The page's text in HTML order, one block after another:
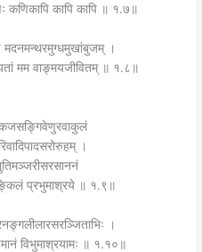
कणिकापि कापि कापि ॥ १.७॥
।
मम वाङ्मयजीवितम् ॥ १.८॥
।
प्रभुमाश्रये ॥ १.९॥
।
विभुमाश्रयामः ॥ १.१०॥